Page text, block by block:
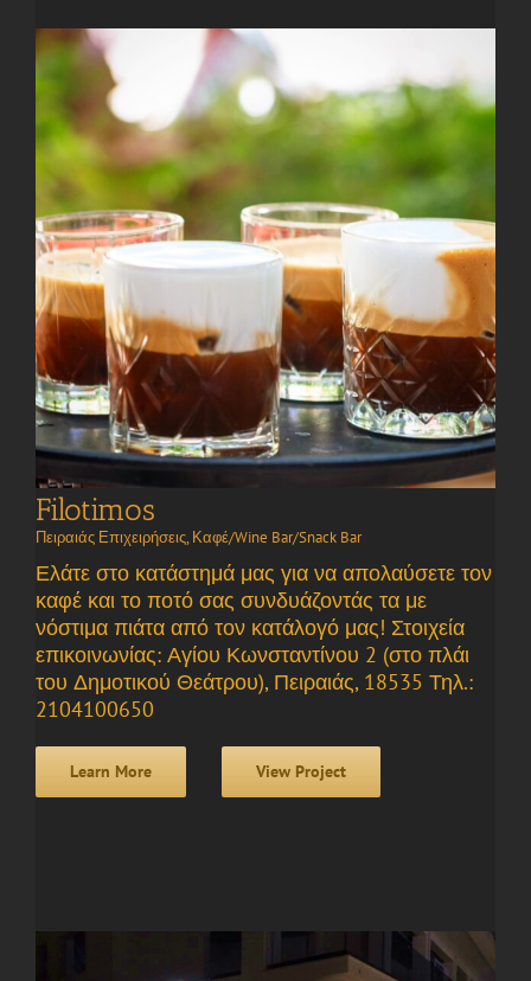
Filotimos
Πειραιάς Επιχειρήσεις, Καφέ/Wine Bar/Snack Bar
Ελάτε στο κατάστημά μας για να απολαύσετε τον
καφέ και το ποτό σας συνδυάζοντάς τα με
νόστιμα πιάτα από τον κατάλογό μας! Στοιχεία
επικοινωνίας: Αγίου Κωνσταντίνου 2 (στο πλάι
του Δημοτικού Θεάτρου), Πειραιάς, 18535 Τηλ.:
2104100650
Learn More View Project